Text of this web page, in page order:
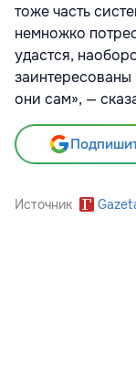
тоже часть
немножко
удастся,
они сам», —
Источник